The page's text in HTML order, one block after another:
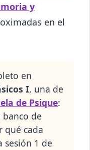
y
en el
en
I, una de
de Psique:
banco de
qué cada
sesión 1 de